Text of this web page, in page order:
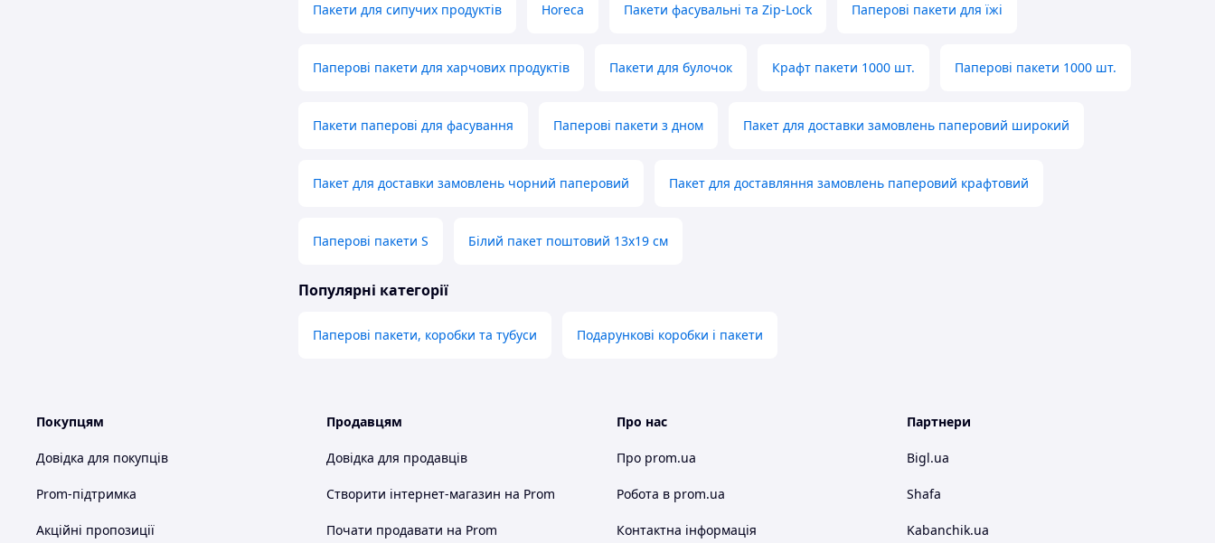
Пакети для сипучих продуктів Horeca Пакети фасувальні та Zip-Lock Паперові пакети для їжі
Паперові пакети для харчових продуктів Пакети для булочок Крафт пакети 1000 шт. Паперові пакети 1000 шт.
Пакети паперові для фасування Паперові пакети з дном Пакет для доставки замовлень паперовий широкий
Пакет для доставки замовлень чорний паперовий Пакет для доставляння замовлень паперовий крафтовий
Паперові пакети S Білий пакет поштовий 13х19 см
Популярні категорії
Паперові пакети, коробки та тубуси Подарункові коробки і пакети
Покупцям
Довідка для покупців
Prom-підтримка
Акційні пропозиції
Продавцям
Довідка для продавців
Створити інтернет-магазин на Prom
Почати продавати на Prom
Про нас
Про prom.ua
Робота в prom.ua
Контактна інформація
Партнери
Bigl.ua
Shafa
Kabanchik.ua